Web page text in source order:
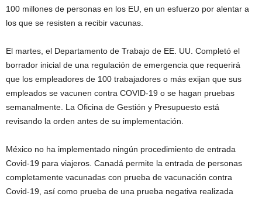
100 millones de personas en los EU, en un esfuerzo por alentar a
los que se resisten a recibir vacunas.
El martes, el Departamento de Trabajo de EE. UU. Completó el
borrador inicial de una regulación de emergencia que requerirá
que los empleadores de 100 trabajadores o más exijan que sus
empleados se vacunen contra COVID-19 o se hagan pruebas
semanalmente. La Oficina de Gestión y Presupuesto está
revisando la orden antes de su implementación.
México no ha implementado ningún procedimiento de entrada
Covid-19 para viajeros. Canadá permite la entrada de personas
completamente vacunadas con prueba de vacunación contra
Covid-19, así como prueba de una prueba negativa realizada